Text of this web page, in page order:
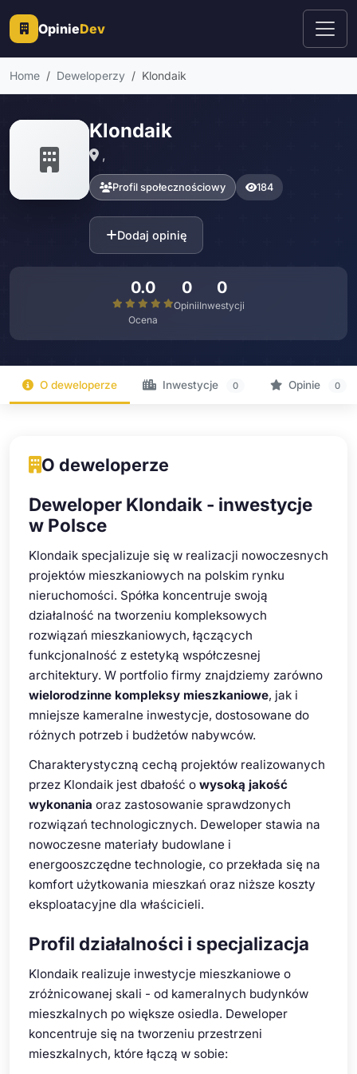
OpinieDev
Home Deweloperzy Klondaik
Klondaik
,
Profil społecznościowy 184
Dodaj opinię
0.0
Ocena
0
Opinii
0
Inwestycji
O deweloperze Inwestycje 0 Opinie 0
O deweloperze
Deweloper Klondaik - inwestycje
w Polsce
Klondaik specjalizuje się w realizacji nowoczesnych
projektów mieszkaniowych na polskim rynku
nieruchomości. Spółka koncentruje swoją
działalność na tworzeniu kompleksowych
rozwiązań mieszkaniowych, łączących
funkcjonalność z estetyką współczesnej
architektury. W portfolio firmy znajdziemy zarówno
wielorodzinne kompleksy mieszkaniowe, jak i
mniejsze kameralne inwestycje, dostosowane do
różnych potrzeb i budżetów nabywców.
Charakterystyczną cechą projektów realizowanych
przez Klondaik jest dbałość o wysoką jakość
wykonania oraz zastosowanie sprawdzonych
rozwiązań technologicznych. Deweloper stawia na
nowoczesne materiały budowlane i
energooszczędne technologie, co przekłada się na
komfort użytkowania mieszkań oraz niższe koszty
eksploatacyjne dla właścicieli.
Profil działalności i specjalizacja
Klondaik realizuje inwestycje mieszkaniowe o
zróżnicowanej skali - od kameralnych budynków
mieszkalnych po większe osiedla. Deweloper
koncentruje się na tworzeniu przestrzeni
mieszkalnych, które łączą w sobie: